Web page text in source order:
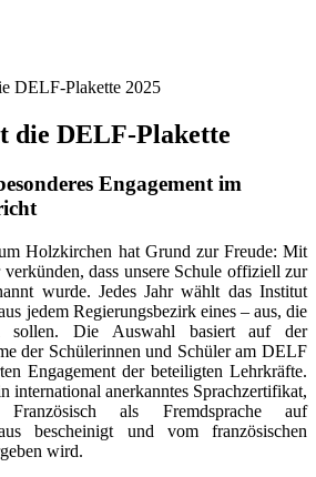
DELF-Plakette 2025
die DELF-Plakette
Engagement im
Holzkirchen hat Grund zur Freude: Mit
dass unsere Schule offiziell zur
wurde. Jedes Jahr wählt das Institut
jedem Regierungsbezirk eines – aus, die
sollen. Die Auswahl basiert auf der
der Schülerinnen und Schüler am DELF
Engagement der beteiligten Lehrkräfte.
international anerkanntes Sprachzertifikat,
als Fremdsprache auf
bescheinigt und vom französischen
wird.